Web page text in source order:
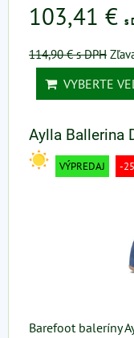
103,41 € s
114,90 €s DPH
VYBERTE
Aylla Ballerina
VÝPREDAJ -
Barefoot baleríny